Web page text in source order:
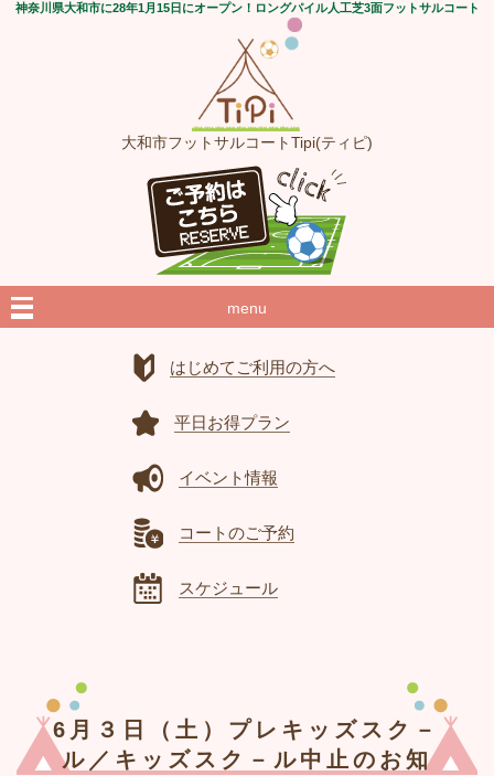
神奈川県大和市に28年1月15日にオープン！ロングパイル人工芝3面フットサルコート
大和市フットサルコートTipi(ティピ)
menu
はじめてご利用の方へ
平日お得プラン
イベント情報
コートのご予約
スケジュール
6月３日（土）プレキッズスク－
ル／キッズスク－ル中止のお知